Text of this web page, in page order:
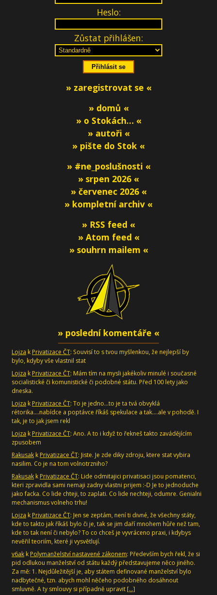
Heslo:
Zůstat přihlášen:
» zaregistrovat se «
» domů «
» o Stokách… «
» autoři «
» pište do Stok «
» #ne_poslušnosti «
» srpen 2026 «
» červenec 2026 «
» kompletní archiv «
» RSS feed «
» Atom feed «
» souhrn mailem «
» poslední komentáře «
Lojza k Privatizace ČT: Souvisí to s tvou myšlenkou, že nejlepší by
bylo, kdyby vše vlastnil stat
Lojza k Privatizace ČT: Mám tím na mysli jakékoliv minulé i současné
socialistické či komunistické či podobné státu. Před 100 lety jako
dneska.
Lojza k Privatizace ČT: To je jedno...to je ta tvá obvyklá
rétorika....nabídce a poptávce říkáš spekulace a tak....ale v pohodě. I
tak, je to jak jsem rekl
Lojza k Privatizace ČT: Ano. A to i když to řekneš takto zavádějícím
zpusobem
Rakusak k Privatizace ČT: Jiste. Je zde diky zdroju, ktere stat vybira
nasilim. Co je na tom volnotrzniho?
Rakusak k Privatizace ČT: Lide odmitajici privatisaci jsou pomatenci,
kteri zpravidla sami nemaji zadny vlastni prijem :-D Je to jednoduche
jako facka. Co lide chteji, to zaplati. Co lide nechteji, odumre. Genialni
mechanismus volneho trhu!
Lojza k Privatizace ČT: Jen se zeptám, není ti divné, že všechny státy,
kde to takto jak říkáš bylo či je, tak se jim daří mnohem hůře než tam,
kde to tak není či nebylo? To co chceš je vyvráceno praxi, i kdybys
nevěřil teoriím, které ji vysvětlují.
v6ak k Polymanželství nastavené zákonem: Především bych řekl, že si
pid odlukou manželství od státu každý představujeme něco jiného.
Za mě: 1. Nejdůležitější je, aby státem definované manželství bylo
nadbytečné, tzn. abych mohl něčeho podobného dosáhnout
smluvně. A ty smlouvy si případně upravit […]